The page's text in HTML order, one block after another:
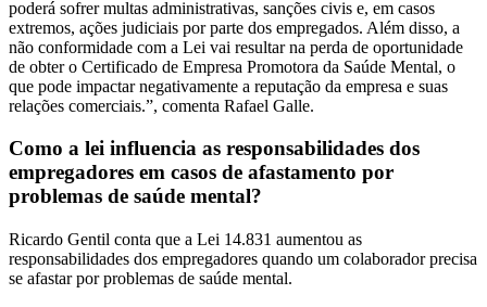
poderá sofrer multas administrativas, sanções civis e, em casos
extremos, ações judiciais por parte dos empregados. Além disso, a
não conformidade com a Lei vai resultar na perda de oportunidade
de obter o Certificado de Empresa Promotora da Saúde Mental, o
que pode impactar negativamente a reputação da empresa e suas
relações comerciais.”, comenta Rafael Galle.
Como a lei influencia as responsabilidades dos
empregadores em casos de afastamento por
problemas de saúde mental?
Ricardo Gentil conta que a Lei 14.831 aumentou as
responsabilidades dos empregadores quando um colaborador precisa
se afastar por problemas de saúde mental.